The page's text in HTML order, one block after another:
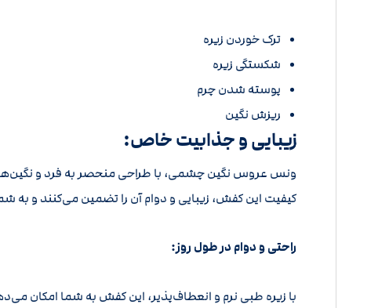
ترک خوردن زیره
شکستگی زیره
پوسته شدن چرم
ریزش نگین
زیبایی و جذابیت خاص:
ونس عروس نگین چشمی، با طراحی منحصر به فرد و
کیفیت این کفش، زیبایی و دوام آن را تضمین می‌کنند و به
راحتی و دوام در طول روز: